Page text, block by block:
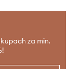
za min.